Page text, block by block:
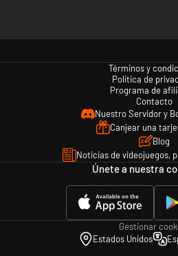
Términos y
Política de
Programa de
Contacto
Nuestro Servidor y
Canjear una
Blog
Noticias de videojuegos,
Únete a nuestra
Gestionar
Estados Unidos